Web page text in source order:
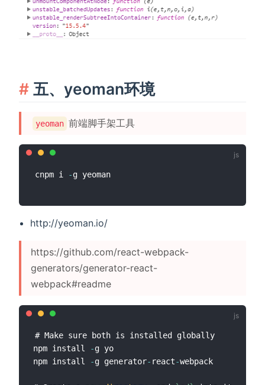
五、yeoman环境
yeoman 前端脚手架工具
cnpm i -
http://yeoman.io/
https://github.com/react-webpack-
generators/generator-react-
webpack#readme
# Make sure both is installed globally
npm install
-g yo
npm install
-g generator- react-webpack